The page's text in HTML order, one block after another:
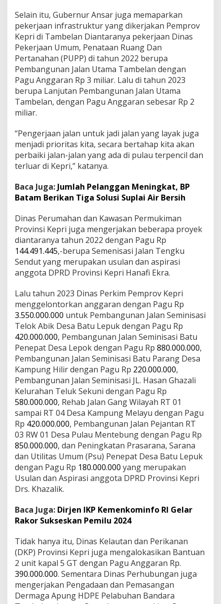
Selain itu, Gubernur Ansar juga memaparkan
pekerjaan infrastruktur yang dikerjakan Pemprov
Kepri di Tambelan Diantaranya pekerjaan Dinas
Pekerjaan Umum, Penataan Ruang Dan
Pertanahan (PUPP) di tahun 2022 berupa
Pembangunan Jalan Utama Tambelan dengan
Pagu Anggaran Rp 3 miliar. Lalu di tahun 2023
berupa Lanjutan Pembangunan Jalan Utama
Tambelan, dengan Pagu Anggaran sebesar Rp 2
miliar.
“Pengerjaan jalan untuk jadi jalan yang layak juga
menjadi prioritas kita, secara bertahap kita akan
perbaiki jalan-jalan yang ada di pulau terpencil dan
terluar di Kepri,” katanya.
Baca Juga: Jumlah Pelanggan Meningkat, BP
Batam Berikan Tiga Solusi Suplai Air Bersih
Dinas Perumahan dan Kawasan Permukiman
Provinsi Kepri juga mengerjakan beberapa proyek
diantaranya tahun 2022 dengan Pagu Rp
144.491.445,-berupa Semenisasi Jalan Tengku
Sendut yang merupakan usulan dan aspirasi
anggota DPRD Provinsi Kepri Hanafi Ekra.
Lalu tahun 2023 Dinas Perkim Pemprov Kepri
menggelontorkan anggaran dengan Pagu Rp
3.550.000.000 untuk Pembangunan Jalan Seminisasi
Telok Abik Desa Batu Lepuk dengan Pagu Rp
420.000.000, Pembangunan Jalan Seminisasi Batu
Penepat Desa Lepok dengan Pagu Rp 880.000.000,
Pembangunan Jalan Seminisasi Batu Parang Desa
Kampung Hilir dengan Pagu Rp 220.000.000,
Pembangunan Jalan Seminisasi JL. Hasan Ghazali
Kelurahan Teluk Sekuni dengan Pagu Rp
580.000.000, Rehab Jalan Gang Wilayah RT 01
sampai RT 04 Desa Kampung Melayu dengan Pagu
Rp 420.000.000, Pembangunan Jalan Pejantan RT
03 RW 01 Desa Pulau Mentebung dengan Pagu Rp
850.000.000, dan Peningkatan Prasarana, Sarana
dan Utilitas Umum (Psu) Penepat Desa Batu Lepuk
dengan Pagu Rp 180.000.000 yang merupakan
Usulan dan Aspirasi anggota DPRD Provinsi Kepri
Drs. Khazalik.
Baca Juga: Dirjen IKP Kemenkominfo RI Gelar
Rakor Sukseskan Pemilu 2024
Tidak hanya itu, Dinas Kelautan dan Perikanan
(DKP) Provinsi Kepri juga mengalokasikan Bantuan
2 unit kapal 5 GT dengan Pagu Anggaran Rp.
390.000.000. Sementara Dinas Perhubungan juga
mengerjakan Pengadaan dan Pemasangan
Dermaga Apung HDPE Pelabuhan Bandara